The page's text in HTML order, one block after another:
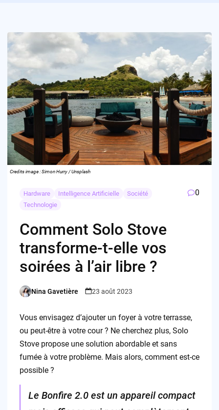
Credits image : Simon Hurry / Unsplash
Hardware Intelligence Artificielle
Société
Technologie
0
Comment Solo Stove
transforme-t-elle vos
soirées à l’air libre ?
Posted
Nina Gavetière 23 août 2023
Vous envisagez d’ajouter un foyer à votre terrasse,
ou peut-être à votre cour ? Ne cherchez plus, Solo
Stove propose une solution abordable et sans
fumée à votre problème. Mais alors, comment est-ce
possible ?
Le Bonfire 2.0 est un appareil compact